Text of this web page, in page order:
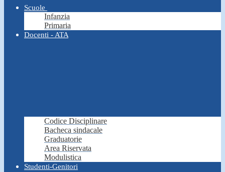
Scuole
Infanzia
Primaria
Docenti - ATA
Codice Disciplinare
Bacheca sindacale
Graduatorie
Area Riservata
Modulistica
Studenti-Genitori